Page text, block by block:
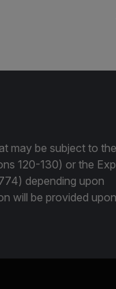
may be subject to the
120-130) or the
depending upon
will be provided upon